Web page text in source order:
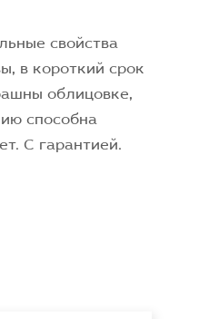
свойства
в короткий срок
облицовке,
способна
С гарантией.